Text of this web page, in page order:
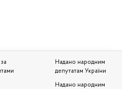
Надано народним
депутатам України
Надано народним